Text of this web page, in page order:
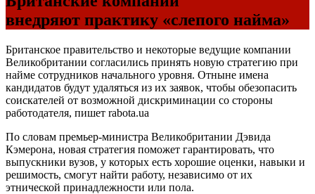
внедряют практику «слепого найма»
Британское правительство и некоторые ведущие компании
Великобритании согласились принять новую стратегию при
найме сотрудников начального уровня. Отныне имена
кандидатов будут удаляться из их заявок, чтобы обезопасить
соискателей от возможной дискриминации со стороны
работодателя, пишет rabota.ua
По словам премьер-министра Великобритании Дэвида
Кэмерона, новая стратегия поможет гарантировать, что
выпускники вузов, у которых есть хорошие оценки, навыки и
решимость, смогут найти работу, независимо от их
этнической принадлежности или пола.